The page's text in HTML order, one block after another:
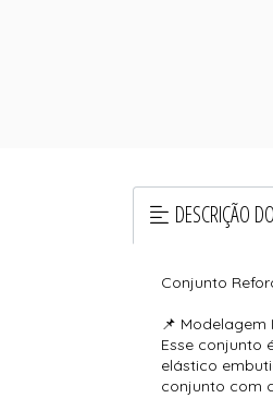
DESCRIÇÃO
Conjunto
📌 Modelagem
Esse conjunto
elástico
conjunto com